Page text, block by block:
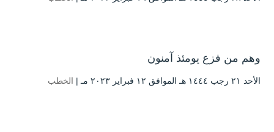
وهم من فزع يومئذ آمنون
الأحد ۲۱ رجب ۱٤٤٤ هـ الموافق ۱۲ فبراير ۲۰۲۳ مـ | الخطب